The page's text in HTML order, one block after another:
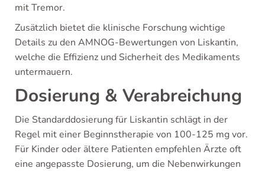
mit Tremor.
Zusätzlich bietet die klinische Forschung wichtige
Details zu den AMNOG-Bewertungen von Liskantin,
welche die Effizienz und Sicherheit des Medikaments
untermauern.
Dosierung & Verabreichung
Die Standarddosierung für Liskantin schlägt in der
Regel mit einer Beginnstherapie von 100-125 mg vor.
Für Kinder oder ältere Patienten empfehlen Ärzte oft
eine angepasste Dosierung, um die Nebenwirkungen